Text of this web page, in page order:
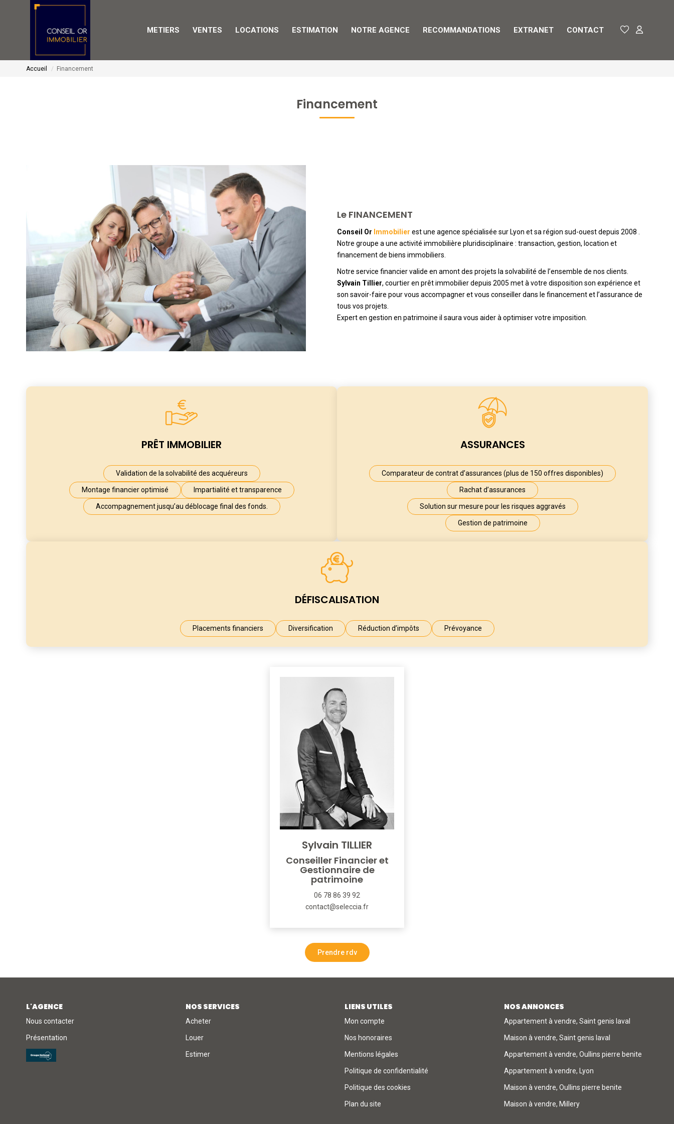
METIERS VENTES LOCATIONS ESTIMATION NOTRE AGENCE RECOMMANDATIONS EXTRANET CONTACT
Accueil Financement
Financement
Le FINANCEMENT
Conseil Or Immobilier est une agence spécialisée sur Lyon et sa région sud-ouest depuis 2008 .
Notre groupe a une activité immobilière pluridisciplinaire : transaction, gestion, location et
financement de biens immobiliers.
Notre service financier valide en amont des projets la solvabilité de l’ensemble de nos clients.
Sylvain Tillier, courtier en prêt immobilier depuis 2005 met à votre disposition son expérience et
son savoir-faire pour vous accompagner et vous conseiller dans le financement et l’assurance de
tous vos projets.
Expert en gestion en patrimoine il saura vous aider à optimiser votre imposition.
PRÊT IMMOBILIER
Validation de la solvabilité des acquéreurs
Montage financier optimisé Impartialité et transparence
Accompagnement jusqu’au déblocage final des fonds.
ASSURANCES
Comparateur de contrat d’assurances (plus de 150 offres disponibles)
Rachat d’assurances
Solution sur mesure pour les risques aggravés
Gestion de patrimoine
DÉFISCALISATION
Placements financiers Diversification Réduction d’impôts Prévoyance
Sylvain TILLIER
Conseiller Financier et
Gestionnaire de
patrimoine
06 78 86 39 92
contact@seleccia.fr
Prendre rdv
L'AGENCE
Nous contacter
Présentation
NOS SERVICES
Acheter
Louer
Estimer
LIENS UTILES
Mon compte
Nos honoraires
Mentions légales
Politique de confidentialité
Politique des cookies
Plan du site
NOS ANNONCES
Appartement à vendre, Saint genis laval
Maison à vendre, Saint genis laval
Appartement à vendre, Oullins pierre benite
Appartement à vendre, Lyon
Maison à vendre, Oullins pierre benite
Maison à vendre, Millery